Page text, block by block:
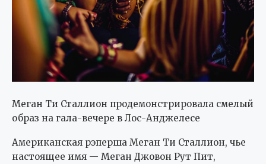
Меган Ти Сталлион продемонстрировала смелый
образ на гала-вечере в Лос-Анджелесе
Американская рэперша Меган Ти Сталлион, чье
настоящее имя — Меган Джовон Рут Пит,